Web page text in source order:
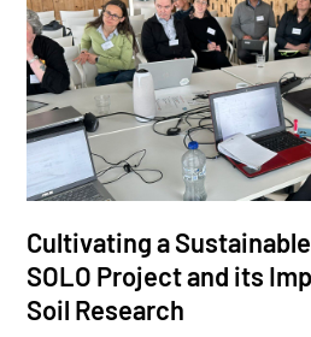
Cultivating a
SOLO Project and its
Soil Research